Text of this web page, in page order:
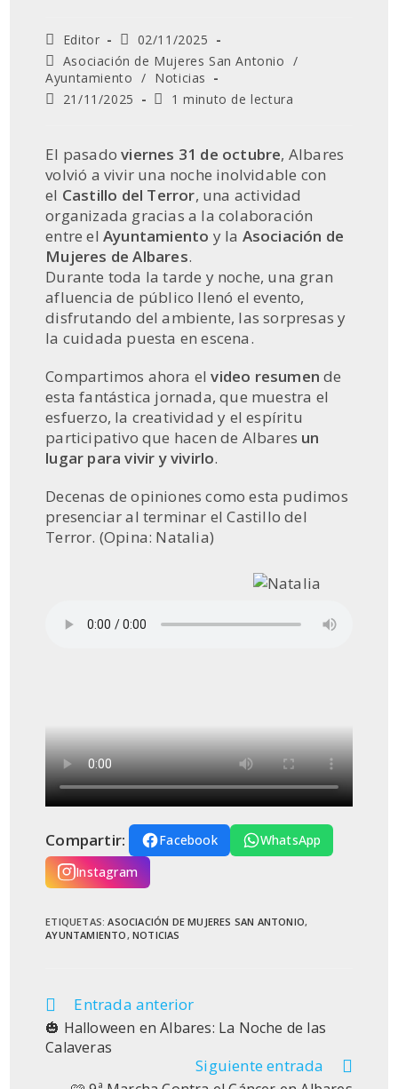
Autor
de
la
entrada:
Editor
Publicación
de
la
entrada:
02/11/2025
Categoría
de
la
Asociación de Mujeres San Antonio /
Ayuntamiento / Noticias
Última
la
entrada:
21/11/2025
Tiempo
1 minuto de lectura
El pasadoviernes 31 de octubre, Albares
volvió a vivir una noche inolvidable con
el Castillo del Terror, una actividad
organizada gracias a la colaboración
entre elAyuntamiento y la Asociación de
Mujeres de Albares.
Durante toda la tarde y noche, una gran
afluencia de público llenó el evento,
disfrutando del ambiente, las sorpresas y
la cuidada puesta en escena.
Compartimos ahora elvideo resumen de
esta fantástica jornada, que muestra el
esfuerzo, la creatividad y el espíritu
participativo que hacen de Albares un
lugar para vivir y vivirlo.
Decenas de opiniones como esta pudimos
presenciar al terminar el Castillo del
Terror. (Opina: Natalia)
Compartir: Facebook
WhatsApp
Instagram
ETIQUETAS:ASOCIACIÓN DE MUJERES SAN ANTONIO,
AYUNTAMIENTO , NOTICIAS
Leer
más
artículos
Entrada anterior
🎃 Halloween en Albares: La Noche de las
Calaveras
Siguiente entrada